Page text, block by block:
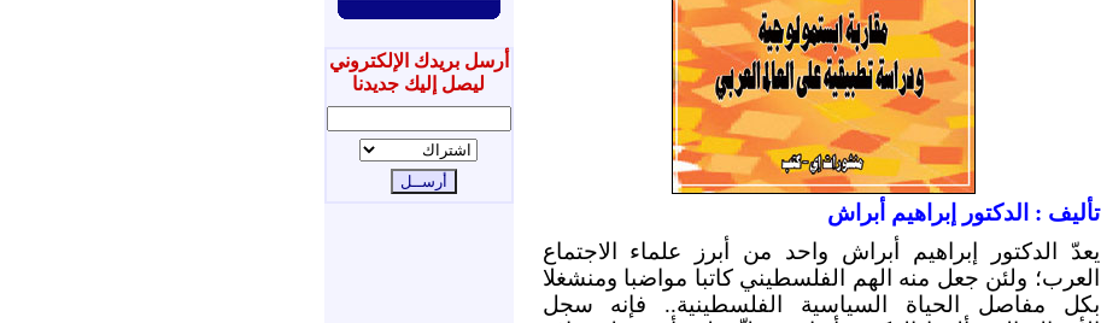
أرسل بريدك الإلكتروني
ليصل إليك جديدنا
تأليف : الدكتور إبراهيم أبراش
يعدّ الدكتور إبراهيم أبراش واحد من أبرز علماء الاجتماع
العرب؛ ولئن جعل منه الهم الفلسطيني كاتبا مواضبا ومنشغلا
بكل مفاصل الحياة السياسية الفلسطينية.. فإنه سجل